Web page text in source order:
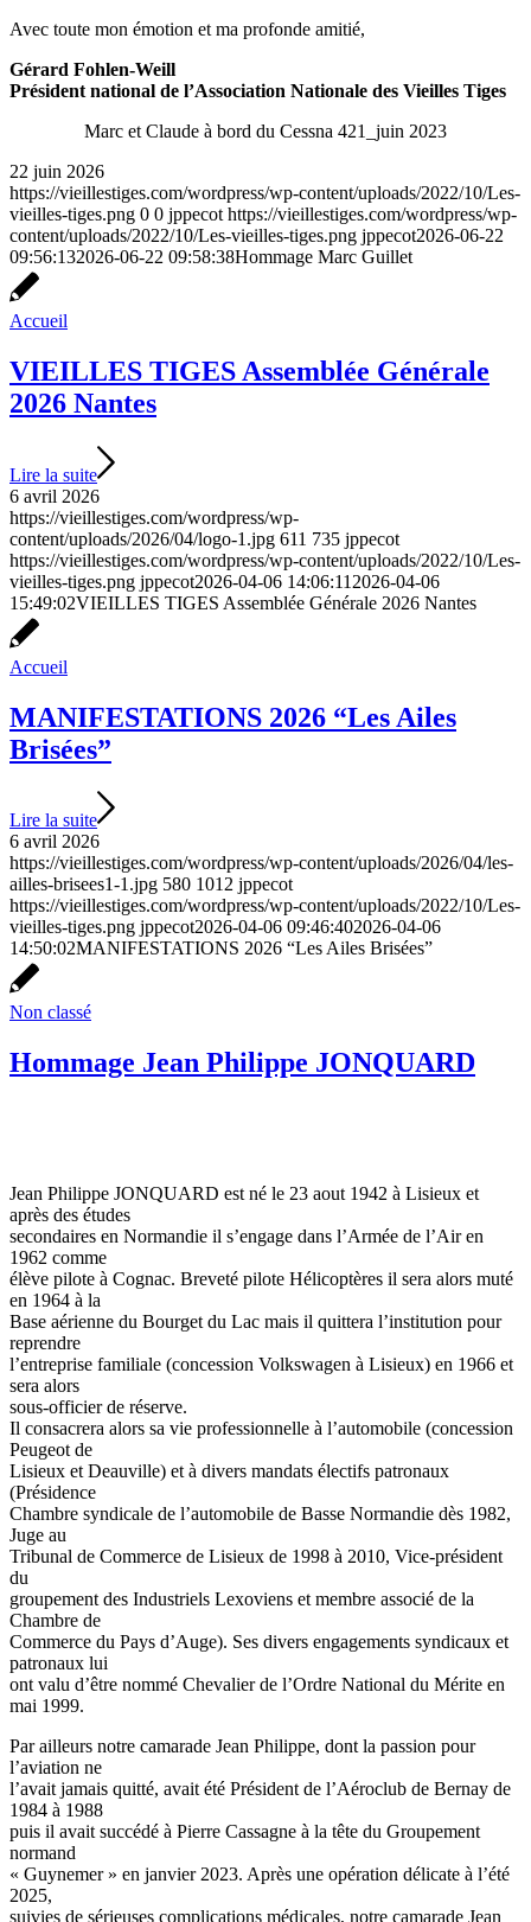
Avec toute mon émotion et ma profonde amitié,
Gérard Fohlen-Weill
Président national de l’Association Nationale des Vieilles Tiges
Marc et Claude à bord du Cessna 421_juin 2023
22 juin 2026
https://vieillestiges.com/wordpress/wp-content/uploads/2022/10/Les-
vieilles-tiges.png 0 0 jppecot https://vieillestiges.com/wordpress/wp-
content/uploads/2022/10/Les-vieilles-tiges.png jppecot2026-06-22
09:56:132026-06-22 09:58:38Hommage Marc Guillet
Accueil
VIEILLES TIGES Assemblée Générale
2026 Nantes
Lire la suite
6 avril 2026
https://vieillestiges.com/wordpress/wp-
content/uploads/2026/04/logo-1.jpg 611 735 jppecot
https://vieillestiges.com/wordpress/wp-content/uploads/2022/10/Les-
vieilles-tiges.png jppecot2026-04-06 14:06:11 2026-04-06
15:49:02VIEILLES TIGES Assemblée Générale 2026 Nantes
Accueil
MANIFESTATIONS 2026 “Les Ailes
Brisées”
Lire la suite
6 avril 2026
https://vieillestiges.com/wordpress/wp-content/uploads/2026/04/les-
ailles-brisees1-1.jpg 580 1012 jppecot
https://vieillestiges.com/wordpress/wp-content/uploads/2022/10/Les-
vieilles-tiges.png jppecot2026-04-06 09:46:402026-04-06
14:50:02MANIFESTATIONS 2026 “Les Ailes Brisées”
Non classé
Hommage Jean Philippe JONQUARD
Jean Philippe JONQUARD est né le 23 aout 1942 à Lisieux et
après des études
secondaires en Normandie il s’engage dans l’Armée de l’Air en
1962 comme
élève pilote à Cognac. Breveté pilote Hélicoptères il sera alors muté
en 1964 à la
Base aérienne du Bourget du Lac mais il quittera l’institution pour
reprendre
l’entreprise familiale (concession Volkswagen à Lisieux) en 1966 et
sera alors
sous-officier de réserve.
Il consacrera alors sa vie professionnelle à l’automobile (concession
Peugeot de
Lisieux et Deauville) et à divers mandats électifs patronaux
(Présidence
Chambre syndicale de l’automobile de Basse Normandie dès 1982,
Juge au
Tribunal de Commerce de Lisieux de 1998 à 2010, Vice-président
du
groupement des Industriels Lexoviens et membre associé de la
Chambre de
Commerce du Pays d’Auge). Ses divers engagements syndicaux et
patronaux lui
ont valu d’être nommé Chevalier de l’Ordre National du Mérite en
mai 1999.
Par ailleurs notre camarade Jean Philippe, dont la passion pour
l’aviation ne
l’avait jamais quitté, avait été Président de l’Aéroclub de Bernay de
1984 à 1988
puis il avait succédé à Pierre Cassagne à la tête du Groupement
normand
« Guynemer » en janvier 2023. Après une opération délicate à l’été
2025,
suivies de sérieuses complications médicales, notre camarade Jean